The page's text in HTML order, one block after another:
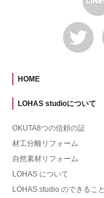
HOME
LOHAS studioについて
OKUTA8つの信頼の証
材工分離リフォーム
自然素材リフォーム
LOHAS について
LOHAS studio のできること